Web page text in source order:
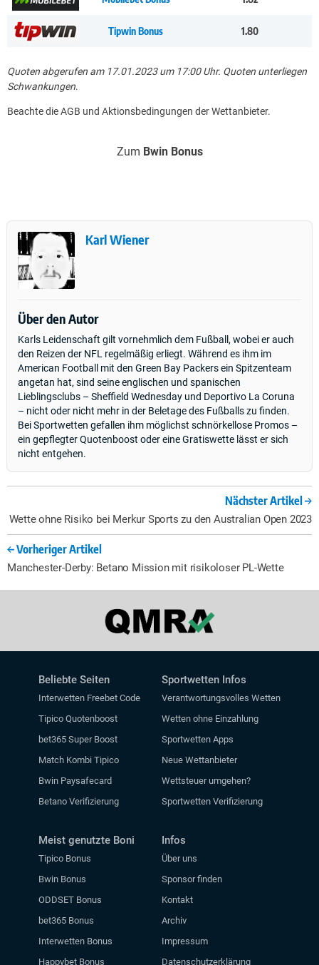
Tipwin Bonus 1.80
Quoten abgerufen am 17.01.2023 um 17:00 Uhr. Quoten unterliegen
Schwankungen.
Beachte die AGB und Aktionsbedingungen der Wettanbieter.
Zum Bwin Bonus
Karl Wiener
Über den Autor
Karls Leidenschaft gilt vornehmlich dem Fußball, wobei er auch
den Reizen der NFL regelmäßig erliegt. Während es ihm im
American Football mit den Green Bay Packers ein Spitzenteam
angetan hat, sind seine englischen und spanischen
Lieblingsclubs – Sheffield Wednesday und Deportivo La Coruna
– nicht oder nicht mehr in der Beletage des Fußballs zu finden.
Bei Sportwetten gefallen ihm möglichst schnörkellose Promos –
ein gepflegter Quotenboost oder eine Gratiswette lässt er sich
nicht entgehen.
Nächster Artikel
Wette ohne Risiko bei Merkur Sports zu den Australian Open 2023
Vorheriger Artikel
Manchester-Derby: Betano Mission mit risikoloser PL-Wette
Beliebte Seiten
Interwetten Freebet Code
Tipico Quotenboost
bet365 Super Boost
Match Kombi Tipico
Bwin Paysafecard
Betano Verifizierung
Meist genutzte Boni
Tipico Bonus
Bwin Bonus
ODDSET Bonus
bet365 Bonus
Interwetten Bonus
Happybet Bonus
Sportwetten Infos
Verantwortungsvolles Wetten
Wetten ohne Einzahlung
Sportwetten Apps
Neue Wettanbieter
Wettsteuer umgehen?
Sportwetten Verifizierung
Infos
Über uns
Sponsor finden
Kontakt
Archiv
Impressum
Datenschutzerklärung